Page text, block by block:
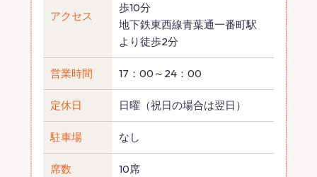
アクセス
歩10分
地下鉄東西線青葉通一番町駅
より徒歩2分
営業時間 17：00～24：00
定休日 日曜（祝日の場合は翌日）
駐車場 なし
席数 10席